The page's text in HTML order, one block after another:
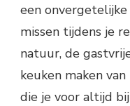
een
missen tijdens je
natuur, de
keuken maken
die je voor altijd